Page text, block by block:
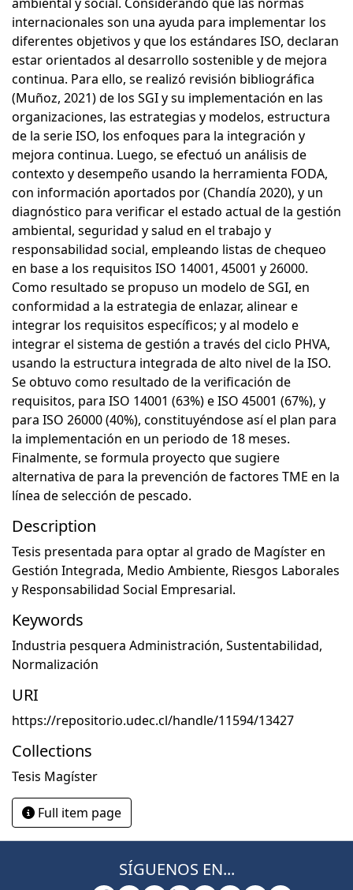
internacionales son una ayuda para implementar los
diferentes objetivos y que los estándares ISO, declaran
estar orientados al desarrollo sostenible y de mejora
continua. Para ello, se realizó revisión bibliográfica
(Muñoz, 2021) de los SGI y su implementación en las
organizaciones, las estrategias y modelos, estructura
de la serie ISO, los enfoques para la integración y
mejora continua. Luego, se efectuó un análisis de
contexto y desempeño usando la herramienta FODA,
con información aportados por (Chandía 2020), y un
diagnóstico para verificar el estado actual de la gestión
ambiental, seguridad y salud en el trabajo y
responsabilidad social, empleando listas de chequeo
en base a los requisitos ISO 14001, 45001 y 26000.
Como resultado se propuso un modelo de SGI, en
conformidad a la estrategia de enlazar, alinear e
integrar los requisitos específicos; y al modelo e
integrar el sistema de gestión a través del ciclo PHVA,
usando la estructura integrada de alto nivel de la ISO.
Se obtuvo como resultado de la verificación de
requisitos, para ISO 14001 (63%) e ISO 45001 (67%), y
para ISO 26000 (40%), constituyéndose así el plan para
la implementación en un periodo de 18 meses.
Finalmente, se formula proyecto que sugiere
alternativa de para la prevención de factores TME en la
línea de selección de pescado.
Description
Tesis presentada para optar al grado de Magíster en
Gestión Integrada, Medio Ambiente, Riesgos Laborales
y Responsabilidad Social Empresarial.
Keywords
Industria pesquera Administración, Sustentabilidad,
Normalización
URI
https://repositorio.udec.cl/handle/11594/13427
Collections
Tesis Magíster
Full item page
SÍGUENOS EN...